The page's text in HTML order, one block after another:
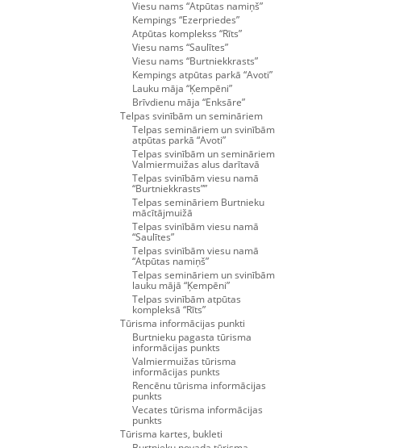
Viesu nams “Atpūtas namiņš”
Kempings “Ezerpriedes”
Atpūtas komplekss “Rīts”
Viesu nams “Saulītes”
Viesu nams “Burtniekkrasts”
Kempings atpūtas parkā “Avoti”
Lauku māja “Ķempēni”
Brīvdienu māja “Enksāre”
Telpas svinībām un semināriem
Telpas semināriem un svinībām
atpūtas parkā “Avoti”
Telpas svinībām un semināriem
Valmiermuižas alus darītavā
Telpas svinībām viesu namā
“Burtniekkrasts””
Telpas semināriem Burtnieku
mācītājmuižā
Telpas svinībām viesu namā
“Saulītes”
Telpas svinībām viesu namā
“Atpūtas namiņš”
Telpas semināriem un svinībām
lauku mājā “Ķempēni”
Telpas svinībām atpūtas
kompleksā “Rīts”
Tūrisma informācijas punkti
Burtnieku pagasta tūrisma
informācijas punkts
Valmiermuižas tūrisma
informācijas punkts
Rencēnu tūrisma informācijas
punkts
Vecates tūrisma informācijas
punkts
Tūrisma kartes, bukleti